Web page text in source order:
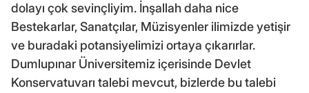
dolayı çok sevinçliyim. İnşallah daha nice
Bestekarlar, Sanatçılar, Müzisyenler ilimizde yetişir
ve buradaki potansiyelimizi ortaya çıkarırlar.
Dumlupınar Üniversitemiz içerisinde Devlet
Konservatuvarı talebi mevcut, bizlerde bu talebi